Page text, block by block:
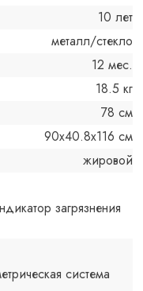
10 лет
металл/стекло
12 мес.
18.5 кг
78 см
90x40.8x116 см
жировой
загрязнения
система